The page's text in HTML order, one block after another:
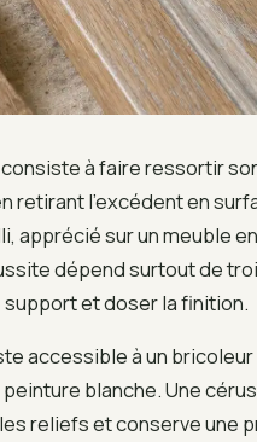
à faire ressortir
retirant l’excédent en
apprécié sur un meuble
dépend surtout de
et doser la finition.
accessible à un
blanche. Une
reliefs et conserve une